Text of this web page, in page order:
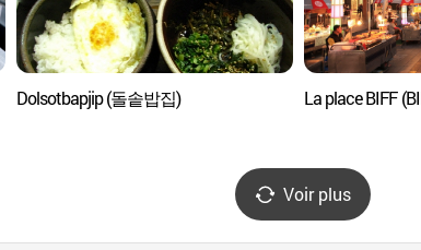
Dolsotbapjip (돌솥밥집) La place BIFF
Voir plus